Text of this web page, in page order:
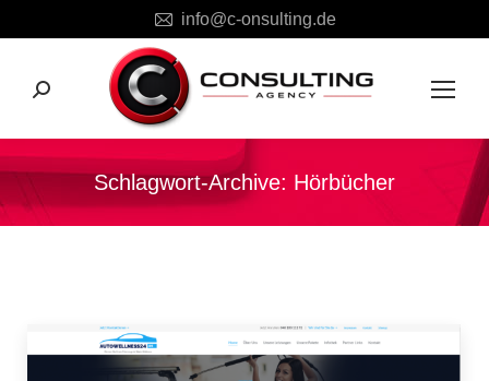
info@c-onsulting.de
Search:
Schlagwort-Archive: Hörbücher